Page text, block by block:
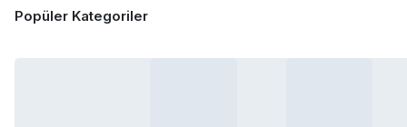
Popüler Kategoriler